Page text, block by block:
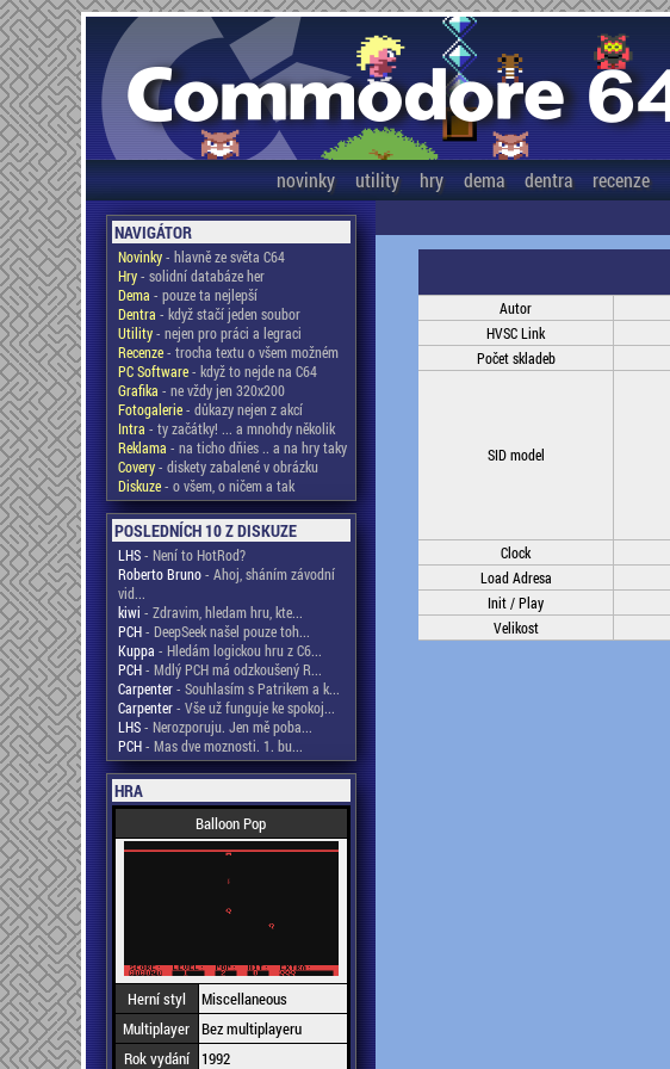
novinky utility hry dema dentra recenze
NAVIGÁTOR
Novinky- hlavně ze světa C64
Hry- solidní databáze her
Dema - pouze ta nejlepší
Dentra - když stačí jeden soubor
Utility- nejen pro práci a legraci
Recenze- trocha textu o všem možném
PC Software- když to nejde na C64
Grafika - ne vždy jen 320x200
Fotogalerie- důkazy nejen z akcí
Intra - ty začátky! ... a mnohdy několik
Reklama - na ticho dňies .. a na hry taky
Covery- diskety zabalené v obrázku
Diskuze- o všem, o ničem a tak
POSLEDNÍCH 10 Z DISKUZE
LHS- Není to HotRod?
Roberto Bruno- Ahoj, sháním závodní
vid...
kiwi - Zdravim, hledam hru, kte...
PCH- DeepSeek našel pouze toh...
Kuppa - Hledám logickou hru z C6...
PCH- Mdlý PCH má odzkoušený R...
Carpenter- Souhlasím s Patrikem a k...
Carpenter- Vše už funguje ke spokoj...
LHS- Nerozporuju. Jen mě poba...
PCH- Mas dve moznosti. 1. bu...
HRA
Balloon Pop
Herní styl
Miscellaneous
Multiplayer Bez multiplayeru
Rok vydání
1992
Autor
HVSC Link
Počet skladeb
SID model
Clock
Load Adresa
Init / Play
Velikost